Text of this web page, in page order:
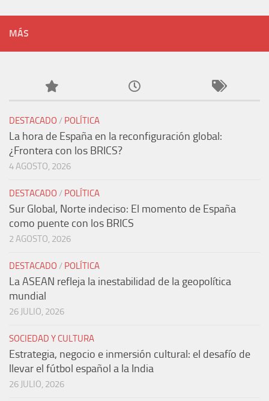
MÁS
DESTACADO / POLÍTICA
La hora de España en la reconfiguración global:
¿Frontera con los BRICS?
4 AGOSTO, 2026
DESTACADO / POLÍTICA
Sur Global, Norte indeciso: El momento de España
como puente con los BRICS
2 AGOSTO, 2026
DESTACADO / POLÍTICA
La ASEAN refleja la inestabilidad de la geopolítica
mundial
26 JULIO, 2026
SOCIEDAD Y CULTURA
Estrategia, negocio e inmersión cultural: el desafío de
llevar el fútbol español a la India
26 JULIO, 2026